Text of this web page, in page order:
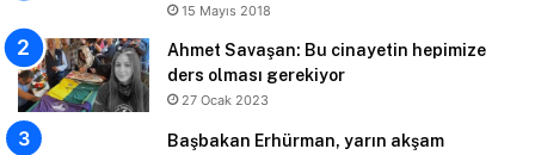
15 Mayıs 2018
Ahmet Savaşan: Bu cinayetin hepimize
ders olması gerekiyor
27 Ocak 2023
Başbakan Erhürman, yarın akşam